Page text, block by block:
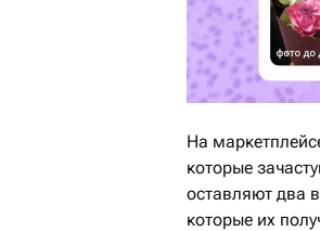
На
которые
оставляют два
которые их